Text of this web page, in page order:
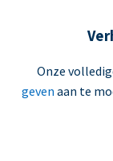
Onze
geven aan te